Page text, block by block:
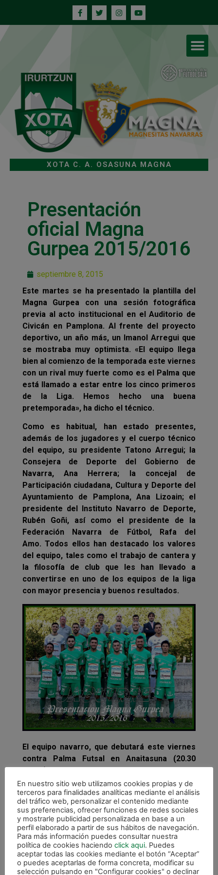
XOTA C. A. OSASUNA MAGNA
Presentación
oficial Magna
Gurpea 2015/2016
septiembre 8, 2015
Este martes se ha presentado la plantilla del
Magna Gurpea con una sesión fotográfica
previa al acto institucional en el Auditorio de
Civicán en Pamplona. Al frente del proyecto
deportivo, un año más, un Imanol Arregui que
se mostraba muy optimista. «El equipo llega
bien al comienzo de la temporada este viernes
con un rival muy fuerte como es el Palma que
está llamado a estar entre los cinco primeros
de la Liga. Hemos hecho una buena
pretemporada», ha dicho el técnico.
Como es habitual, han estado presentes,
además de los jugadores y el cuerpo técnico
del equipo, su presidente Tatono Arregui; la
Consejera de Deporte del Gobierno de
Navarra, Ana Herrera; la concejal de
Participación ciudadana, Cultura y Deporte del
Ayuntamiento de Pamplona, Ana Lizoain; el
presidente del Instituto Navarro de Deporte,
Rubén Goñi, así como el presidente de la
Federación Navarra de Fútbol, Rafa del
Amo. Todos ellos han destacado los valores
del equipo, tales como el trabajo de cantera y
la filosofía de club que les han llevado a
convertirse en uno de los equipos de la liga
con mayor presencia y buenos resultados.
El equipo navarro, que debutará este viernes
contra Palma Futsal en Anaitasuna (20.30
deportivo nacido hace 37 años, por supuesto
con Javi Eseverri como capitán, con los
regresos de Rafa Usín y Araça y la
incorporación al japonés Yoshikawa.
«Este club es especial y ojalá siga siendo así
siempre», afirmó Imanol Arregui en la
presentación del equipo. «Tenemos un equipo
de la tierra, con mucha gente de casa, y los
En nuestro sitio web utilizamos cookies propias y de
terceros para finalidades analíticas mediante el análisis
del tráfico web, personalizar el contenido mediante
sus preferencias, ofrecer funciones de redes sociales
y mostrarle publicidad personalizada en base a un
perfil elaborado a partir de sus hábitos de navegación.
Para más información puedes consultar nuestra
política de cookies haciendo click aqui. Puedes
aceptar todas las cookies mediante el botón “Aceptar”
o puedes aceptarlas de forma concreta, modificar su
selección pulsando en "Configurar cookies" o declinar